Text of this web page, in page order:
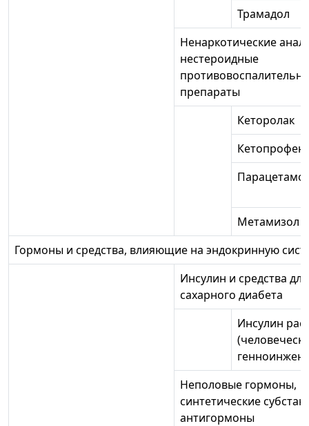
Трамадол
Ненаркотические
нестероидные
препараты
Кеторолак
Кетопрофен
Метамизол
Гормоны и средства, влияющие на эндокринную
Инсулин и средства
сахарного диабета
Инсулин
Неполовые гормоны,
синтетические
антигормоны